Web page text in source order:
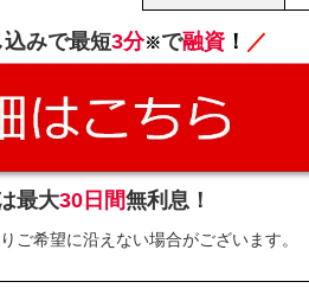
みで最短3分※で融資 ！ ／
最大30日間無利息！
ご希望に沿えない場合がございます。